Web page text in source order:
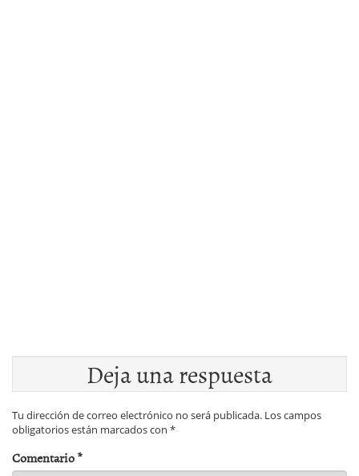
Deja una respuesta
Tu dirección de correo electrónico no será publicada. Los campos
obligatorios están marcados con *
Comentario*